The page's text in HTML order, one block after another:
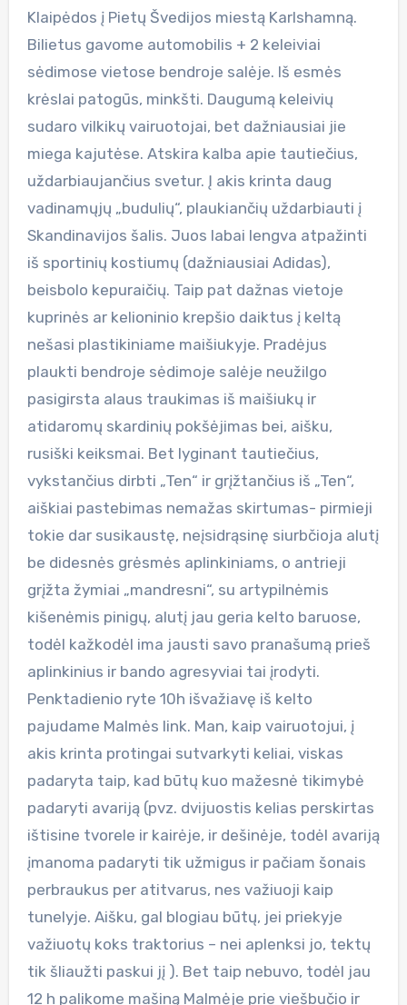
Klaipėdos į Pietų Švedijos miestą Karlshamną.
Bilietus gavome automobilis + 2 keleiviai
sėdimose vietose bendroje salėje. Iš esmės
krėslai patogūs, minkšti. Daugumą keleivių
sudaro vilkikų vairuotojai, bet dažniausiai jie
miega kajutėse. Atskira kalba apie tautiečius,
uždarbiaujančius svetur. Į akis krinta daug
vadinamųjų „budulių“, plaukiančių uždarbiauti į
Skandinavijos šalis. Juos labai lengva atpažinti
iš sportinių kostiumų (dažniausiai Adidas),
beisbolo kepuraičių. Taip pat dažnas vietoje
kuprinės ar kelioninio krepšio daiktus į keltą
nešasi plastikiniame maišiukyje. Pradėjus
plaukti bendroje sėdimoje salėje neužilgo
pasigirsta alaus traukimas iš maišiukų ir
atidaromų skardinių pokšėjimas bei, aišku,
rusiški keiksmai. Bet lyginant tautiečius,
vykstančius dirbti „Ten“ ir grįžtančius iš „Ten“,
aiškiai pastebimas nemažas skirtumas- pirmieji
tokie dar susikaustę, neįsidrąsinę siurbčioja alutį
be didesnės grėsmės aplinkiniams, o antrieji
grįžta žymiai „mandresni“, su artypilnėmis
kišenėmis pinigų, alutį jau geria kelto baruose,
todėl kažkodėl ima jausti savo pranašumą prieš
aplinkinius ir bando agresyviai tai įrodyti.
Penktadienio ryte 10h išvažiavę iš kelto
pajudame Malmės link. Man, kaip vairuotojui, į
akis krinta protingai sutvarkyti keliai, viskas
padaryta taip, kad būtų kuo mažesnė tikimybė
padaryti avariją (pvz. dvijuostis kelias perskirtas
ištisine tvorele ir kairėje, ir dešinėje, todėl avariją
įmanoma padaryti tik užmigus ir pačiam šonais
perbraukus per atitvarus, nes važiuoji kaip
tunelyje. Aišku, gal blogiau būtų, jei priekyje
važiuotų koks traktorius – nei aplenksi jo, tektų
tik šliaužti paskui jį ). Bet taip nebuvo, todėl jau
12 h palikome mašiną Malmėje prie viešbučio ir